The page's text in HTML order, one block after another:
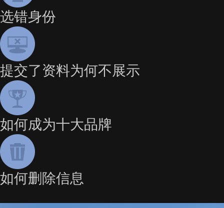
选错身份
提交了资料为何不展示
如何成为十大品牌
如何删除信息